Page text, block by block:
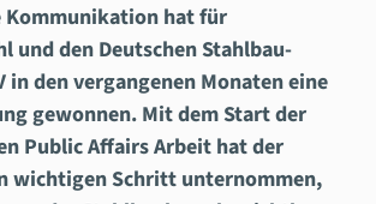
Kommunikation hat für
und den Deutschen Stahlbau-
in den vergangenen Monaten eine
gewonnen. Mit dem Start der
Public Affairs Arbeit hat der
wichtigen Schritt unternommen,